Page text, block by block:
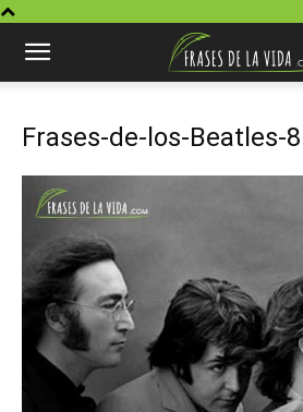
Frases-de-los-Beatles-8